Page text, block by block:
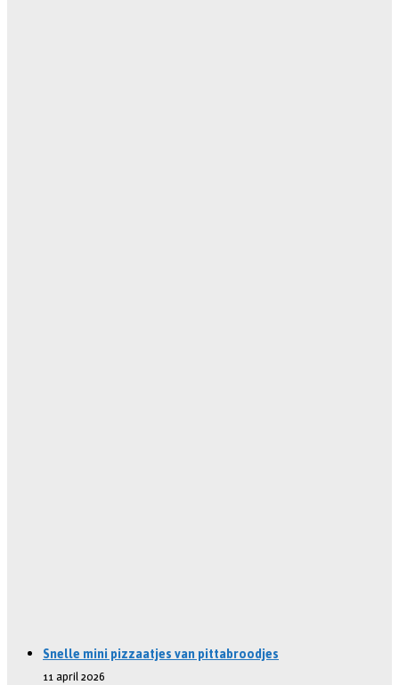
Snelle mini pizzaatjes van pittabroodjes
11 april 2026